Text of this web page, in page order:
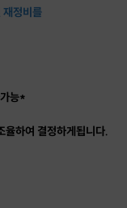
재정비를
능*
율하여 결정하게됩니다.